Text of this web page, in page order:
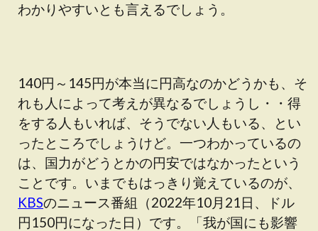
わかりやすいとも言えるでしょう。
140円～145円が本当に円高なのかどうかも、そ
れも人によって考えが異なるでしょうし・・得
をする人もいれば、そうでない人もいる、とい
ったところでしょうけど。一つわかっているの
は、国力がどうとかの円安ではなかったという
ことです。いまでもはっきり覚えているのが、
KBSのニュース番組（2022年10月21日、ドル
円150円になった日）です。「我が国にも影響